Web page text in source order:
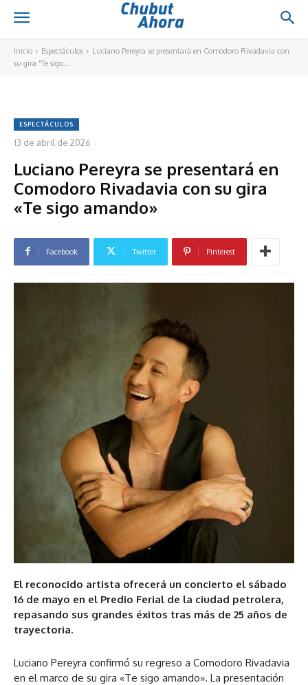
Inicio Espectáculos
Luciano Pereyra se presentará en Comodoro Rivadavia con
su gira "Te sigo...
ESPECTÁCULOS
13 de abril de 2026
Luciano Pereyra se presentará en
Comodoro Rivadavia con su gira
«Te sigo amando»
Facebook Twitter Pinterest
El reconocido artista ofrecerá un concierto el sábado
16 de mayo en el Predio Ferial de la ciudad petrolera,
repasando sus grandes éxitos tras más de 25 años de
trayectoria.
Luciano Pereyra confirmó su regreso a Comodoro Rivadavia
en el marco de su gira «Te sigo amando». La presentación